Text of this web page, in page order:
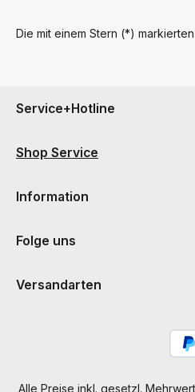
Die mit einem Stern (*)
Service+Hotline
Shop Service
Information
Folge uns
Versandarten
Alle Preise inkl. gesetzl.